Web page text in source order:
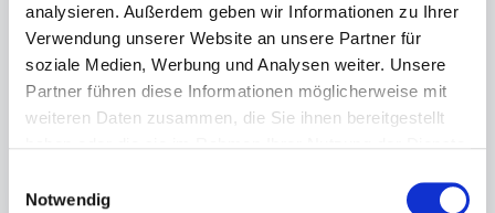
analysieren. Außerdem geben wir Informationen zu Ihrer
Verwendung unserer Website an unsere Partner für
soziale Medien, Werbung und Analysen weiter. Unsere
Partner führen diese Informationen möglicherweise mit
weiteren Daten zusammen, die Sie ihnen bereitgestellt
Notwendig
Redner- oder Themenwunsch?